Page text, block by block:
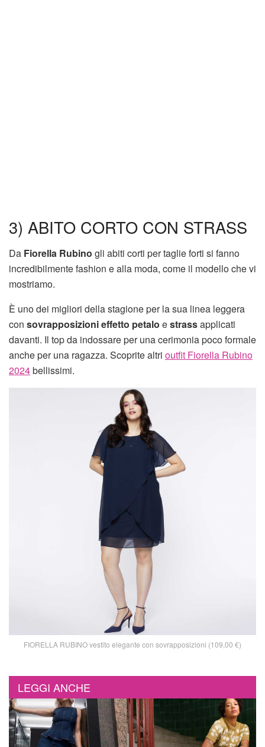
3) ABITO CORTO CON STRASS
Da Fiorella Rubino gli abiti corti per taglie forti si fanno
incredibilmente fashion e alla moda, come il modello che vi
mostriamo.
È uno dei migliori della stagione per la sua linea leggera
con sovrapposizioni effetto petalo estrassapplicati
davanti. Il top da indossare per una cerimonia poco formale
anche per una ragazza. Scoprite altri outfit Fiorella Rubino
2024bellissimi.
FIORELLA RUBINO vestito elegante con sovrapposizioni (109,00 €)
LEGGI ANCHE